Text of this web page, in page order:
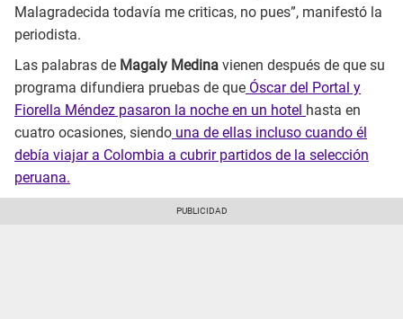
Malagradecida todavía me criticas, no pues”, manifestó la
periodista.
Las palabras de Magaly Medina vienen después de que su
programa difundiera pruebas de que Óscar del Portal y
Fiorella Méndez pasaron la noche en un hotel hasta en
cuatro ocasiones, siendo una de ellas incluso cuando él
debía viajar a Colombia a cubrir partidos de la selección
peruana.